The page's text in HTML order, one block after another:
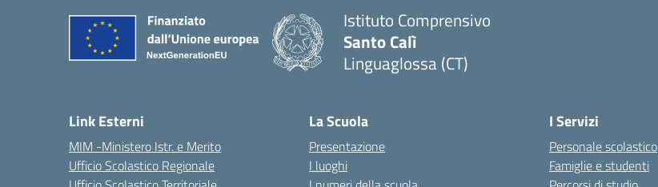
Istituto Comprensivo
Santo Calì
Linguaglossa (CT)
Link Esterni
MIM -Ministero Istr. e Merito
Ufficio Scolastico Regionale
La Scuola
Presentazione
I luoghi
I Servizi
Personale scolastico
Famiglie e studenti